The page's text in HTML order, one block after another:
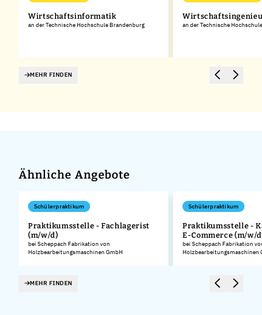
Wirtschaftsinformatik
an der Technische Hochschule Brandenburg an der Technische
MEHR FINDEN
Ähnliche Angebote
Schülerpraktikum
Praktikumsstelle - Fachlagerist
(m/w/d)
bei Scheppach Fabrikation von
Holzbearbeitungsmaschinen GmbH
Schülerpraktikum
Praktikumsstelle -
E-Commerce (m/w/
bei Scheppach Fabrikation
Holzbearbeitungsmaschinen
MEHR FINDEN